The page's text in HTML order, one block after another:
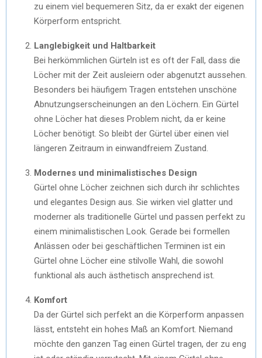
zu einem viel bequemeren Sitz, da er exakt der eigenen
Körperform entspricht.
Langlebigkeit und Haltbarkeit
Bei herkömmlichen Gürteln ist es oft der Fall, dass die
Löcher mit der Zeit ausleiern oder abgenutzt aussehen.
Besonders bei häufigem Tragen entstehen unschöne
Abnutzungserscheinungen an den Löchern. Ein Gürtel
ohne Löcher hat dieses Problem nicht, da er keine
Löcher benötigt. So bleibt der Gürtel über einen viel
längeren Zeitraum in einwandfreiem Zustand.
Modernes und minimalistisches Design
Gürtel ohne Löcher zeichnen sich durch ihr schlichtes
und elegantes Design aus. Sie wirken viel glatter und
moderner als traditionelle Gürtel und passen perfekt zu
einem minimalistischen Look. Gerade bei formellen
Anlässen oder bei geschäftlichen Terminen ist ein
Gürtel ohne Löcher eine stilvolle Wahl, die sowohl
funktional als auch ästhetisch ansprechend ist.
Komfort
Da der Gürtel sich perfekt an die Körperform anpassen
lässt, entsteht ein hohes Maß an Komfort. Niemand
möchte den ganzen Tag einen Gürtel tragen, der zu eng